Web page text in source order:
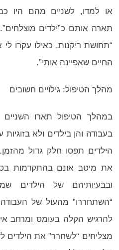
או למדו, לשניים מהם היו
תארה אותם כ”ילדים
“תחושת ריקנות, כאילו עקרו
החיים שאפיינה אותי”.
מהלך הטיפול: גילויים חשובים
במהלך הטיפול תארו השניים
בעבודה והן בילדים ולא
הילדים תפסו חלק גדול
את מיטב אונם בהתקדמות
ובבעיותיהם של הילדים
“השתחררו” מהעול של העבודה
להרגיש הקלה בעומס ומרחב
מצליחים “לשחרר” את